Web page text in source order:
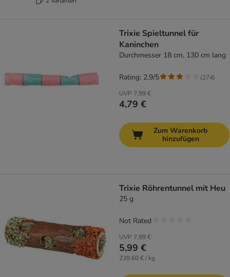
Trixie Spieltunnel für
Kaninchen
Durchmesser 18 cm, 130 cm lang
UVP 7,99 €
4,79 €
Rating: 2.9/5 (274)
Zum Warenkorb
hinzufügen
Trixie Röhrentunnel mit Heu
25 g
UVP 7,99 €
5,99 €
239,60 € / kg
Not Rated